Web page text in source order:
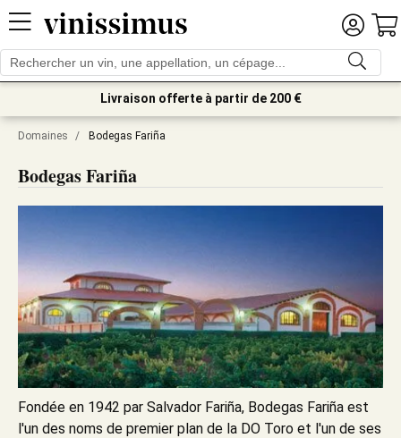
Livraison offerte à partir de 200 €
Domaines / Bodegas Fariña
Bodegas Fariña
Fondée en 1942 par Salvador Fariña, Bodegas Fariña est
l'un des noms de premier plan de la DO Toro et l'un de ses